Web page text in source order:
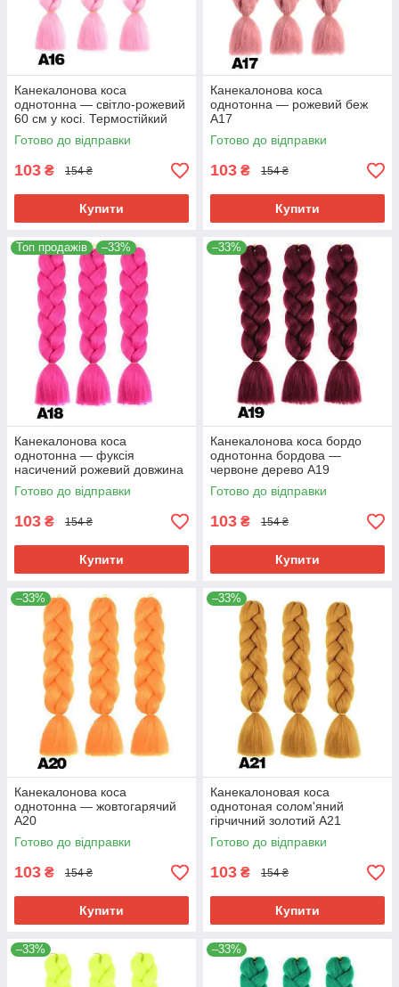
Канекалонова коса
однотонна — світло-рожевий
60 см у косі. Термостійкий
А16
Готово до відправки
103 ₴ 154 ₴
Купити
Канекалонова коса
однотонна — рожевий беж
А17
Готово до відправки
103 ₴ 154 ₴
Купити
Топ продажів –33%
Канекалонова коса
однотонна — фуксія
насичений рожевий довжина
в косі 60 см. #Термостійкий
А18
Готово до відправки
103 ₴ 154 ₴
Купити
–33%
Канекалонова коса бордо
однотонна бордова —
червоне дерево А19
Готово до відправки
103 ₴ 154 ₴
Купити
–33%
Канекалонова коса
однотонна — жовтогарячий
А20
Готово до відправки
103 ₴ 154 ₴
Купити
–33%
Канекалоновая коса
однотоная солом'яний
гірчичний золотий А21
Готово до відправки
103 ₴ 154 ₴
Купити
–33% –33%